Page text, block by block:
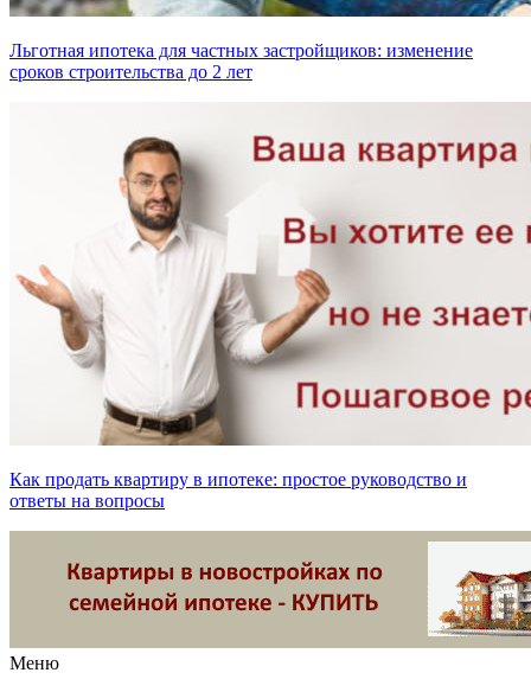
Льготная ипотека для частных застройщиков: изменение
сроков строительства до 2 лет
Как продать квартиру в ипотеке: простое руководство и
ответы на вопросы
Меню